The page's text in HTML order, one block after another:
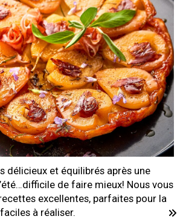
délicieux et équilibrés après une
de faire mieux! Nous vous
excellentes, parfaites pour la
à réaliser.